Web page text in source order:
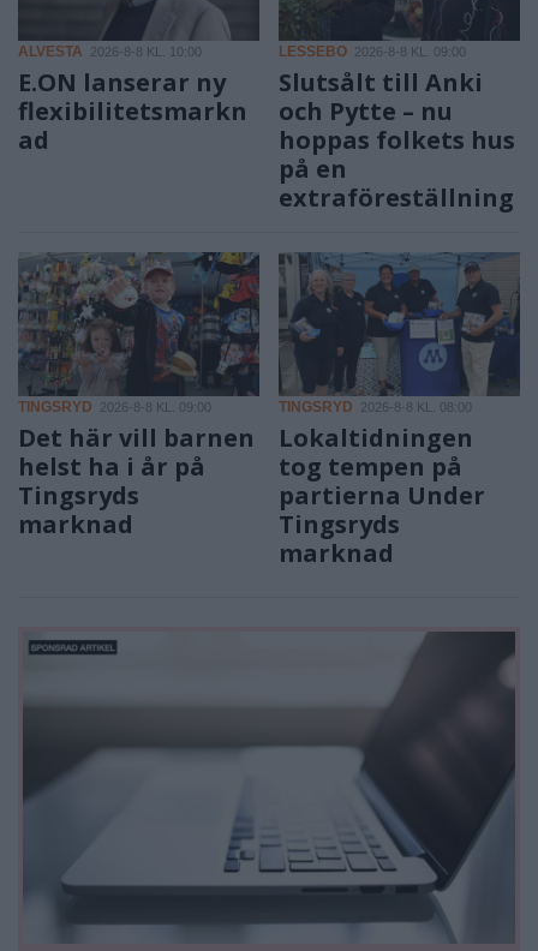
ALVESTA 2026-8-8 KL. 10:00
E.ON lanserar ny
flexibilitetsmarkn
ad
LESSEBO 2026-8-8 KL. 09:00
Slutsålt till Anki
och Pytte – nu
hoppas folkets hus
på en
extraföreställning
TINGSRYD 2026-8-8 KL. 09:00
Det här vill barnen
helst ha i år på
Tingsryds
marknad
TINGSRYD 2026-8-8 KL. 08:00
Lokaltidningen
tog tempen på
partierna Under
Tingsryds
marknad